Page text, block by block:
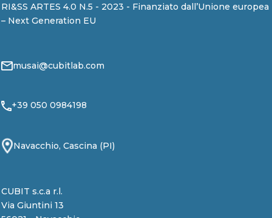
RI&SS ARTES 4.0 N.5 - 2023 - Finanziato dall’Unione europea
– Next Generation EU
musai@cubitlab.com
+39 050 0984198
Navacchio, Cascina (PI)
CUBIT s.c.a r.l.
Via Giuntini 13